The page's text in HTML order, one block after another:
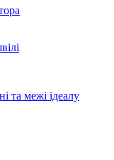
та межі ідеалу